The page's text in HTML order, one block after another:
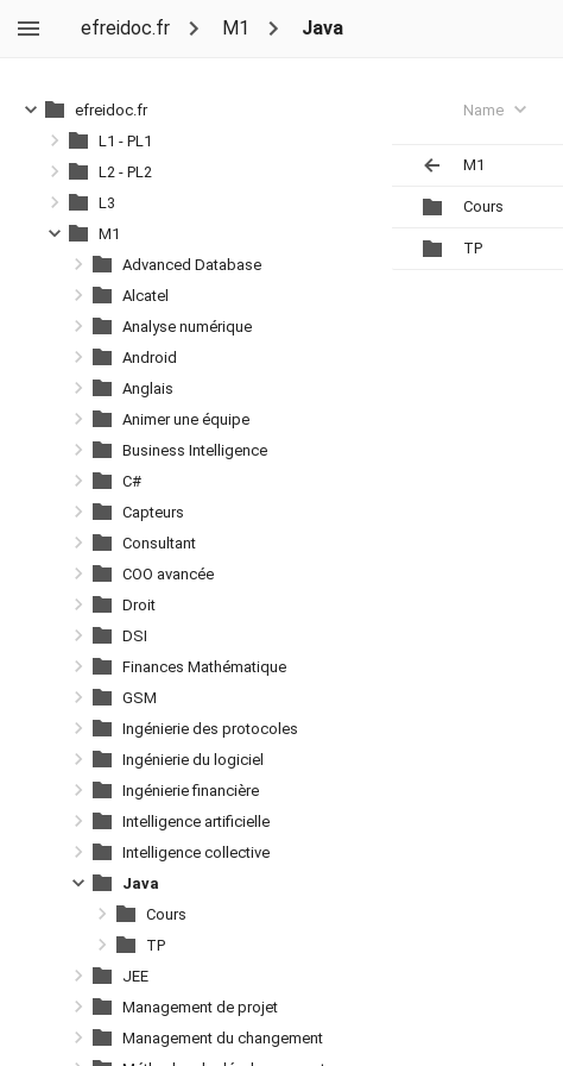
efreidoc.fr M1 Java
Name
M1
Cours
TP
efreidoc.fr
L1 - PL1
L2 - PL2
L3
M1
Advanced Database
Alcatel
Analyse numérique
Android
Anglais
Animer une équipe
Business Intelligence
C#
Capteurs
Consultant
COO avancée
Droit
DSI
Finances Mathématique
GSM
Ingénierie des protocoles
Ingénierie du logiciel
Ingénierie financière
Intelligence artificielle
Intelligence collective
Java
Cours
TP
JEE
Management de projet
Management du changement